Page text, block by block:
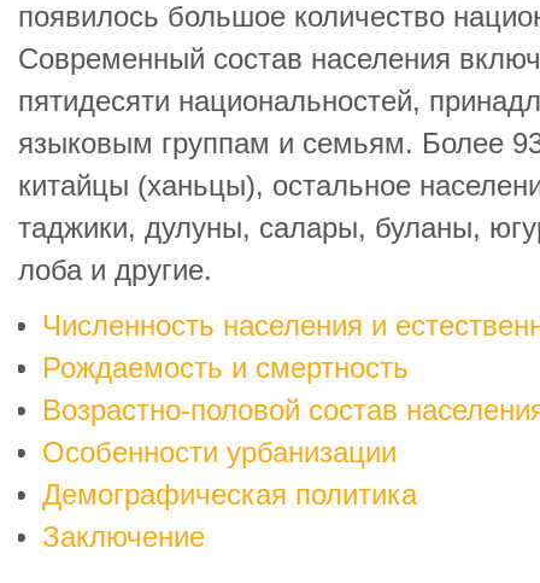
появилось большое количество
Современный состав населения
пятидесяти национальностей,
языковым группам и семьям. Более
китайцы (ханьцы), остальное
таджики, дулуны, салары, буланы,
лоба и другие.
Численность населения и
Рождаемость и смертность
Возрастно-половой состав
Особенности урбанизации
Демографическая политика
Заключение